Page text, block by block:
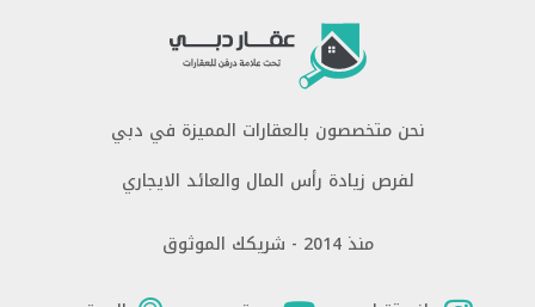
نحن متخصصون بالعقارات المميزة في دبي
لفرص زيادة رأس المال والعائد الايجاري
منذ 2014 - شريكك الموثوق